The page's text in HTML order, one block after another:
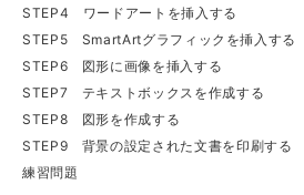
STEP4 ワードアートを挿入する
STEP5 SmartArtグラフィックを挿入する
STEP6 図形に画像を挿入する
STEP7 テキストボックスを作成する
STEP8 図形を作成する
STEP9 背景の設定された文書を印刷する
練習問題